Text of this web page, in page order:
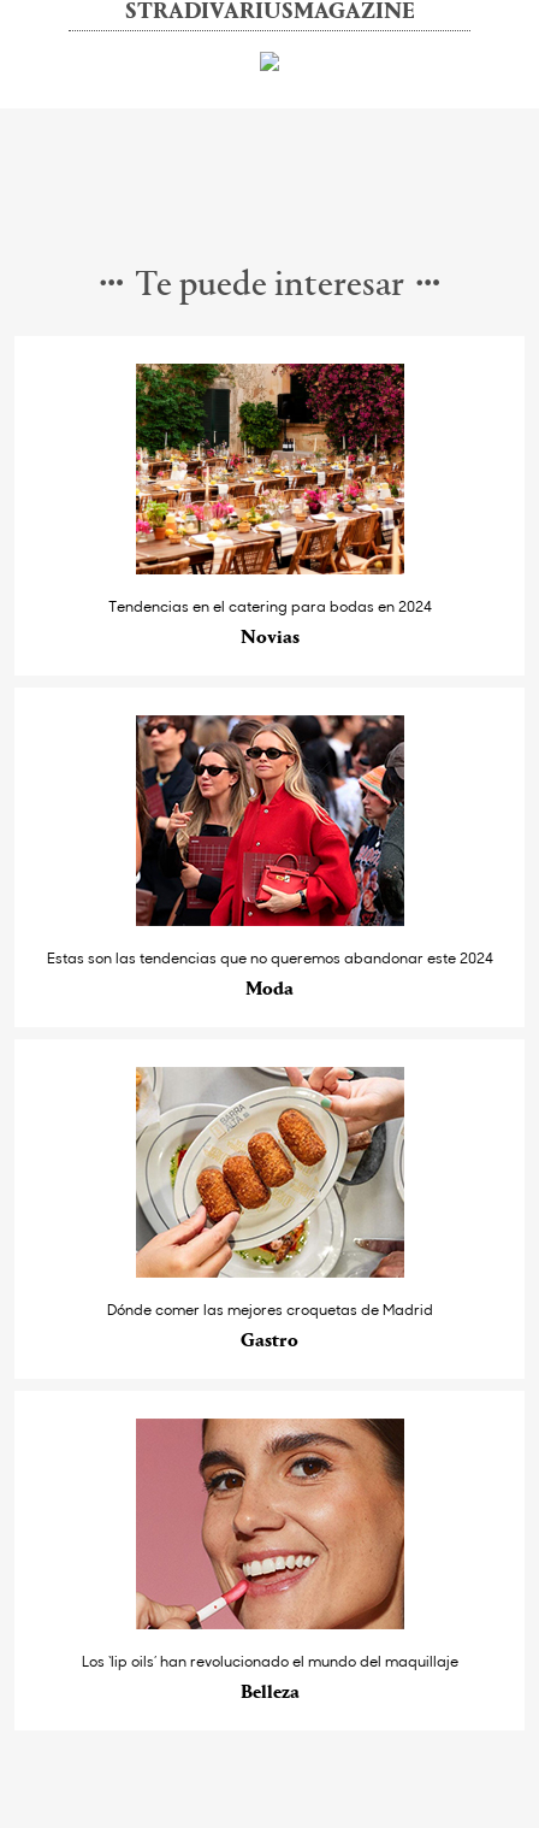
STRADIVARIUSMAGAZINE
Te puede interesar
Tendencias en el catering para bodas en 2024
Novias
Estas son las tendencias que no queremos abandonar este 2024
Moda
Dónde comer las mejores croquetas de Madrid
Gastro
Los ‘lip oils’ han revolucionado el mundo del maquillaje
Belleza